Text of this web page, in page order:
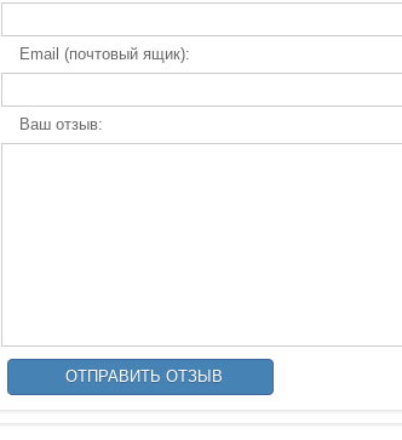
Email (почтовый ящик):
Ваш отзыв: